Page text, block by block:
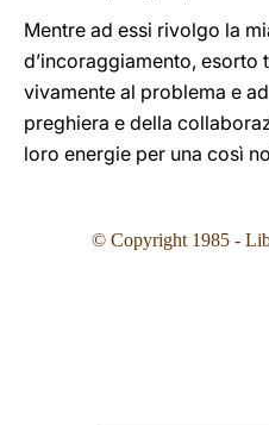
Mentre ad essi rivolgo la
d’incoraggiamento, esorto
vivamente al problema e
preghiera e della
loro energie per una così
© Copyright 1985 -